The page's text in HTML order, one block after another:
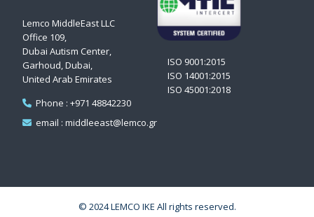
Lemco MiddleEast LLC
Office 109,
Dubai Autism Center,
Garhoud, Dubai,
United Arab Emirates
Phone : +971 48842230
email : middleeast@lemco.gr
ISO 9001:2015
ISO 14001:2015
ISO 45001:2018
© 2024 LEMCO IKE All rights reserved.